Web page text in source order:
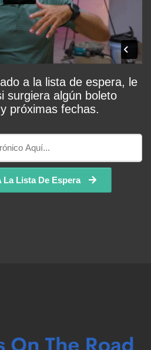
a la lista de espera, le
surgiera algún boleto
próximas fechas.
La Lista De Espera